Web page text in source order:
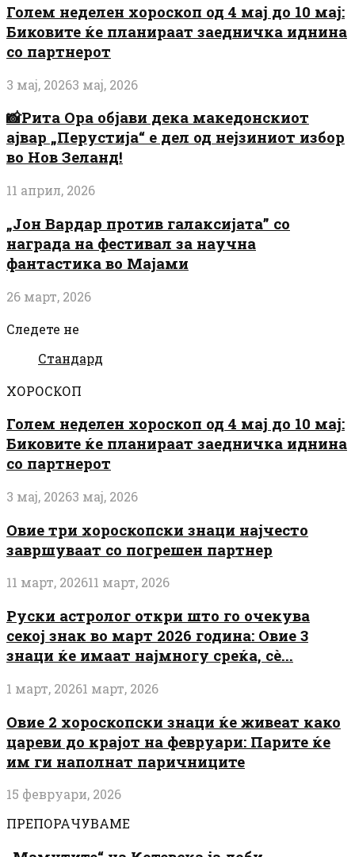
Голем неделен хороскоп од 4 мај до 10 мај:
Биковите ќе планираат заедничка иднина
со партнерот
3 мај, 20263 мај, 2026
📸Рита Ора објави дека македонскиот
ајвар „Перустија“ е дел од нејзиниот избор
во Нов Зеланд!
11 април, 2026
„Јон Вардар против галаксијата” со
награда на фестивал за научна
фантастика во Мајами
26 март, 2026
Следете не
Стандард
ХОРОСКОП
Голем неделен хороскоп од 4 мај до 10 мај:
Биковите ќе планираат заедничка иднина
со партнерот
3 мај, 20263 мај, 2026
Овие три хороскопски знаци најчесто
завршуваат со погрешен партнер
11 март, 202611 март, 2026
Руски астролог откри што го очекува
секој знак во март 2026 година: Овие 3
знаци ќе имаат најмногу среќа, сè...
1 март, 20261 март, 2026
Овие 2 хороскопски знаци ќе живеат како
цареви до крајот на февруари: Парите ќе
им ги наполнат паричниците
15 февруари, 2026
ПРЕПОРАЧУВАМЕ